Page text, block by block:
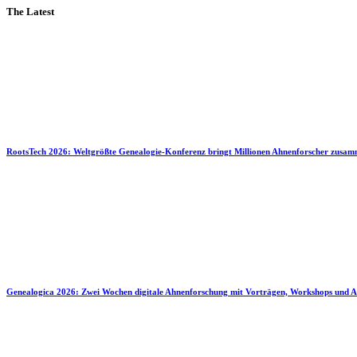
The Latest
RootsTech 2026: Weltgrößte Genealogie-Konferenz bringt Millionen Ahnenforscher
Genealogica 2026: Zwei Wochen digitale Ahnenforschung mit Vorträgen, Workshops und